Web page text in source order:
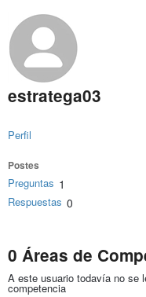
estratega03
Perfil
Postes
Preguntas 1
Respuestas 0
0 Áreas de
A este usuario todavía no se
competencia